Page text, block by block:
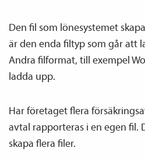
Den fil som lönesystemet
är den enda filtyp som går att
Andra filformat, till exempel
ladda upp.
Har företaget flera
avtal rapporteras i en egen fil.
skapa flera filer.